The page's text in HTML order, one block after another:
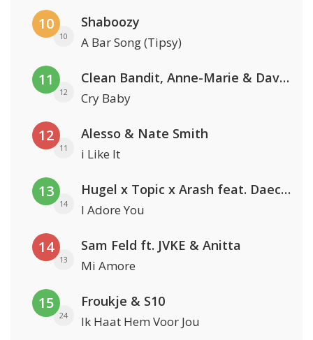
10
10
Shaboozy
A Bar Song (Tipsy)
11
12
Clean Bandit, Anne-Marie & David Guetta
Cry Baby
12
11
Alesso & Nate Smith
i Like It
13
14
Hugel x Topic x Arash feat. Daecolm
I Adore You
14
13
Sam Feld ft. JVKE & Anitta
Mi Amore
15
24
Froukje & S10
Ik Haat Hem Voor Jou